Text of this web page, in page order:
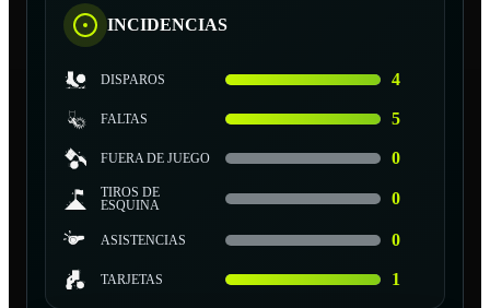
INCIDENCIAS
DISPAROS 4
FALTAS 5
FUERA DE JUEGO 0
TIROS DE
ESQUINA
0
ASISTENCIAS 0
TARJETAS 1